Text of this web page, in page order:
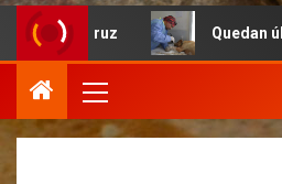
Quedan últimos